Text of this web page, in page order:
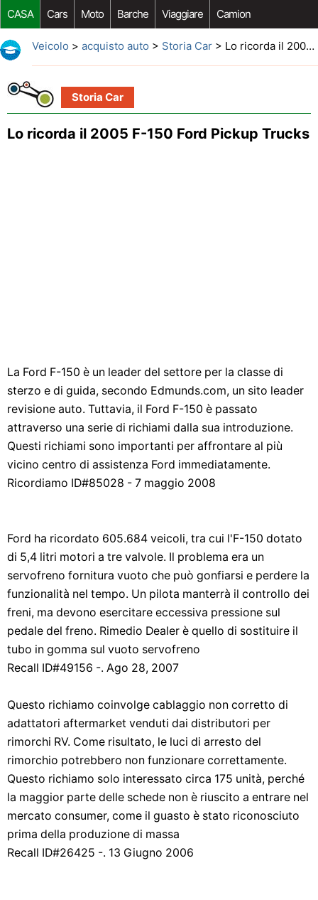
CASA Cars Moto Barche Viaggiare Camion
Riparazione Auto Acquisto Auto Car Opzioni Aftermarket
Veicolo > acquisto auto > Storia Car> Lo ricorda il 2005 F-150 Ford Pickup Trucks
Storia Car
Lo ricorda il 2005 F-150 Ford Pickup Trucks
La Ford F-150 è un leader del settore per la classe di
sterzo e di guida, secondo Edmunds.com, un sito leader
revisione auto. Tuttavia, il Ford F-150 è passato
attraverso una serie di richiami dalla sua introduzione.
Questi richiami sono importanti per affrontare al più
vicino centro di assistenza Ford immediatamente.
Ricordiamo ID#85028 - 7 maggio 2008
Ford ha ricordato 605.684 veicoli, tra cui l'F-150 dotato
di 5,4 litri motori a tre valvole. Il problema era un
servofreno fornitura vuoto che può gonfiarsi e perdere la
funzionalità nel tempo. Un pilota manterrà il controllo dei
freni, ma devono esercitare eccessiva pressione sul
pedale del freno. Rimedio Dealer è quello di sostituire il
tubo in gomma sul vuoto servofreno
Recall ID#49156 -. Ago 28, 2007
Questo richiamo coinvolge cablaggio non corretto di
adattatori aftermarket venduti dai distributori per
rimorchi RV. Come risultato, le luci di arresto del
rimorchio potrebbero non funzionare correttamente.
Questo richiamo solo interessato circa 175 unità, perché
la maggior parte delle schede non è riuscito a entrare nel
mercato consumer, come il guasto è stato riconosciuto
prima della produzione di massa
Recall ID#26425 -. 13 Giugno 2006